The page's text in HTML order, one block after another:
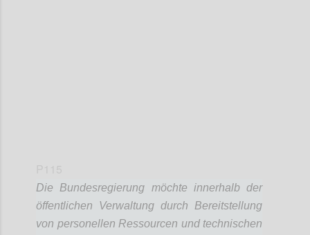
Die Bundesregierung möchte innerhalb der
öffentlichen Verwaltung durch Bereitstellung
von personellen Ressourcen und technischen